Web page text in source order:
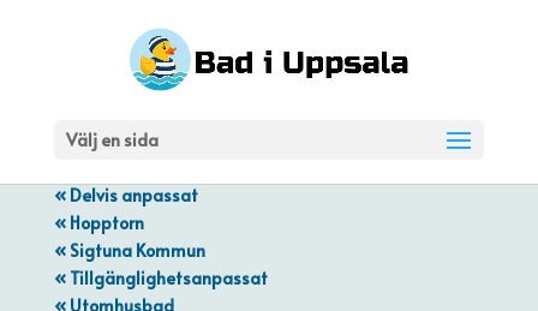
Välj en sida
« Delvis anpassat
« Hopptorn
« Sigtuna Kommun
« Tillgänglighetsanpassat
« Utomhusbad